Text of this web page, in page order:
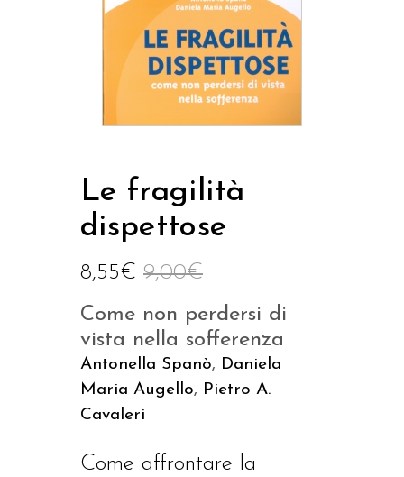
Le fragilità
dispettose
9,00€
8,55€
Come non perdersi di
vista nella sofferenza
Antonella Spanò, Daniela
Maria Augello, Pietro A.
Cavaleri
Come affrontare la